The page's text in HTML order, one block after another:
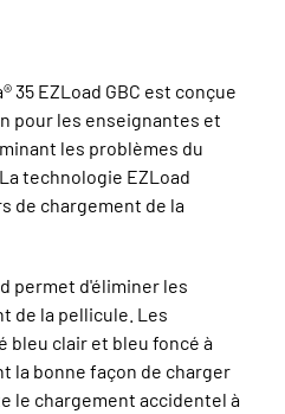
35 EZLoad GBC est conçue
pour les enseignantes et
les problèmes du
technologie EZLoad
de chargement de la
permet d'éliminer les
de la pellicule. Les
bleu clair et bleu foncé à
la bonne façon de charger
le chargement accidentel à